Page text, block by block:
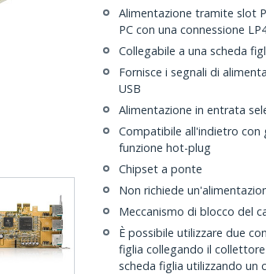
Alimentazione tramite slot
PC con una connessione
Collegabile a una scheda
Fornisce i segnali di
USB
Alimentazione in entrata
Compatibile all'indietro con
funzione hot-plug
Chipset a ponte
Non richiede
Meccanismo di blocco del
È possibile utilizzare due
figlia collegando il
scheda figlia utilizzando un